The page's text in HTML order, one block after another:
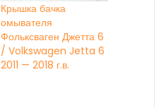
Крышка бачка
омывателя
Фольксваген Джетта 6
/ Volkswagen Jetta 6
2011 — 2018 г.в.